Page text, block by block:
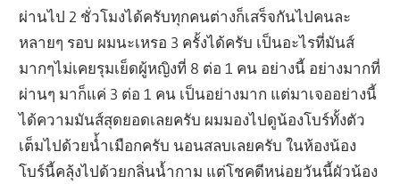
ผ่านไป 2 ชั่วโมงได้ครับทุกคนต่างก็เสร็จกันไปคนละ
หลายๆ รอบ ผมนะเหรอ 3 ครั้งได้ครับ เป็นอะไรที่มันส์
มากๆไม่เคยรุมเย็ดผู้หญิงที่ 8 ต่อ 1 คน อย่างนี้ อย่างมากที่
ผ่านๆ มาก็แค่ 3 ต่อ 1 คน เป็นอย่างมาก แต่มาเจออย่างนี้
ได้ความมันส์สุดยอดเลยครับ ผมมองไปดูน้องโบร์ทั้งตัว
เต็มไปด้วยนํ้ำเมือกครับ นอนสลบเลยครับ ในห้องน้อง
โบร์นี้คลุ้งไปด้วยกลิ่นน้ำกาม แต่โชคดีหน่อยวันนี้ผัวน้อง